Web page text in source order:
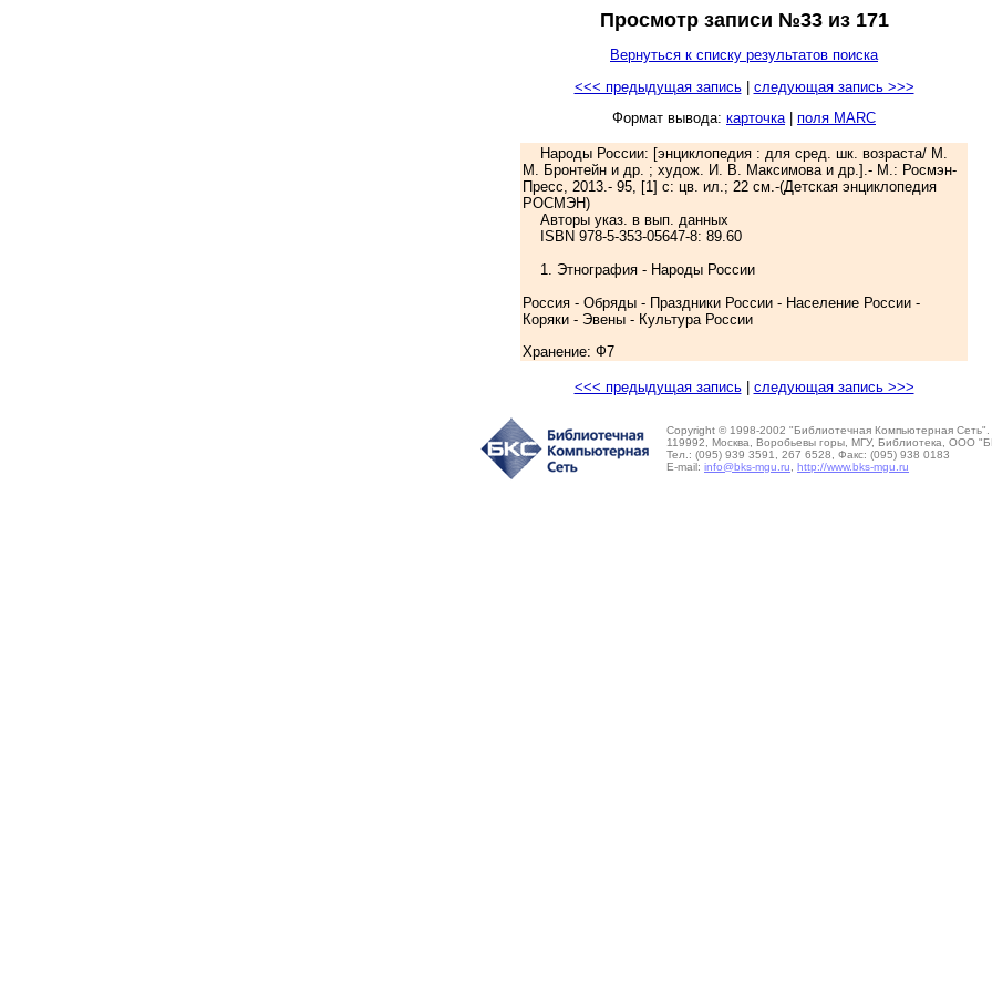
Просмотр записи №33 из 171
Вернуться к списку результатов поиска
<<< предыдущая запись| следующая запись >>>
Формат вывода: карточка поля MARC
Народы России: [энциклопедия : для сред. шк. возраста/ М.
М. Бронтейн и др. ; худож. И. В. Максимова и др.].- М.: Росмэн-
Пресс, 2013.- 95, [1] с: цв. ил.; 22 см.-(Детская энциклопедия
РОСМЭН)
Авторы указ. в вып. данных
ISBN 978-5-353-05647-8: 89.60
1. Этнография - Народы России
Россия - Обряды - Праздники России - Население России -
Коряки - Эвены - Культура России
Хранение: Ф7
<<< предыдущая запись| следующая запись >>>
Copyright © 1998-2002 "Библиотечная Компьютерная Сеть".
119992, Москва, Воробьевы горы, МГУ, Библиотека, ООО
Тел.: (095) 939 3591, 267 6528, Факс: (095) 938 0183
E-mail: info@bks-mgu.ru http://www.bks-mgu.ru